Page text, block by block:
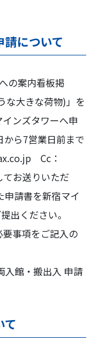
について
の案内看板掲
な大きな荷物)」を
ンズタワーへ申
から7営業日前まで
Cc：
お送りいただ
申請書を新宿マイ
出ください。
事項をご記入の
入館・搬出入 申請
て